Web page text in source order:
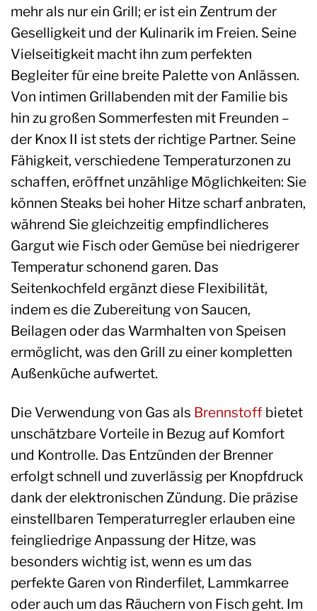
mehr als nur ein Grill; er ist ein Zentrum der
Geselligkeit und der Kulinarik im Freien. Seine
Vielseitigkeit macht ihn zum perfekten
Begleiter für eine breite Palette von Anlässen.
Von intimen Grillabenden mit der Familie bis
hin zu großen Sommerfesten mit Freunden –
der Knox II ist stets der richtige Partner. Seine
Fähigkeit, verschiedene Temperaturzonen zu
schaffen, eröffnet unzählige Möglichkeiten: Sie
können Steaks bei hoher Hitze scharf anbraten,
während Sie gleichzeitig empfindlicheres
Gargut wie Fisch oder Gemüse bei niedrigerer
Temperatur schonend garen. Das
Seitenkochfeld ergänzt diese Flexibilität,
indem es die Zubereitung von Saucen,
Beilagen oder das Warmhalten von Speisen
ermöglicht, was den Grill zu einer kompletten
Außenküche aufwertet.
Die Verwendung von Gas als Brennstoff bietet
unschätzbare Vorteile in Bezug auf Komfort
und Kontrolle. Das Entzünden der Brenner
erfolgt schnell und zuverlässig per Knopfdruck
dank der elektronischen Zündung. Die präzise
einstellbaren Temperaturregler erlauben eine
feingliedrige Anpassung der Hitze, was
besonders wichtig ist, wenn es um das
perfekte Garen von Rinderfilet, Lammkarree
oder auch um das Räuchern von Fisch geht. Im